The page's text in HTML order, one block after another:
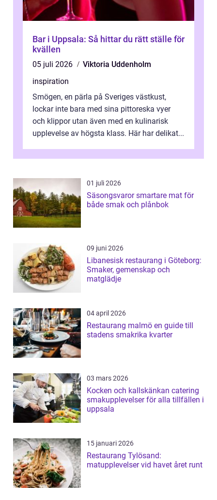
Bar i Uppsala: Så hittar du rätt ställe för
kvällen
05 juli 2026
Viktoria Uddenholm
inspiration
Smögen, en pärla på Sveriges västkust,
lockar inte bara med sina pittoreska vyer
och klippor utan även med en kulinarisk
upplevelse av högsta klass. Här har delikat...
01 juli 2026
Säsongsvaror smartare mat för
både smak och plånbok
09 juni 2026
Libanesisk restaurang i Göteborg:
Smaker, gemenskap och
matglädje
04 april 2026
Restaurang malmö en guide till
stadens smakrika kvarter
03 mars 2026
Kocken och kallskänkan catering
smakupplevelser för alla tillfällen i
uppsala
15 januari 2026
Restaurang Tylösand:
matupplevelser vid havet året runt